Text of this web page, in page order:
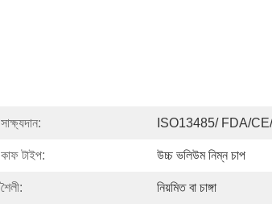
সাক্ষ্যদান: ISO13485/ FDA/
কাফ টাইপ: উচ্চ ভলিউম নিম্ন চাপ
শৈলী: নিয়মিত বা চাঙ্গা